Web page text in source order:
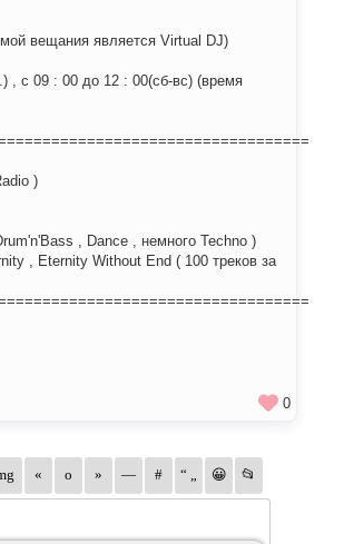
вещания является Virtual DJ)
, с 09 : 00 до 12 : 00(сб-вс) (время
)
, Dance , немного Techno )
, Eternity Without End ( 100 треков за
0